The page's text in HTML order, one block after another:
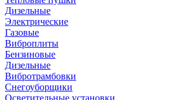
Дизельные
Электрические
Газовые
Виброплиты
Бензиновые
Дизельные
Вибротрамбовки
Снегоуборщики
Осветительные установки